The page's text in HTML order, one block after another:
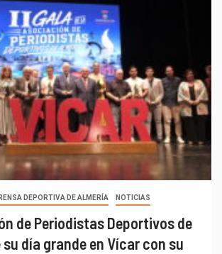
DEPORTIVA DE ALMERÍA NOTICIAS
de Periodistas Deportivos de
día grande en Vícar con su